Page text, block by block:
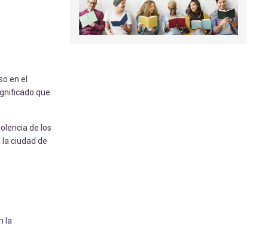
en el
que
de los
ciudad de
la
ANOREXIA NERVIOSA EN MUJER
ADULTA QUE ACUDE A URGENCIAS: